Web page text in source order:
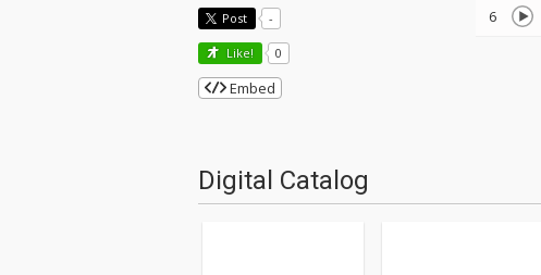
6
Post -
Like! 0
Embed
Digital Catalog